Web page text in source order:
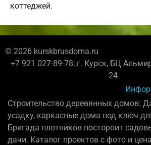
коттеджей.
© 2026 kurskbrusdoma.ru
+7 921 027-89-78; г. Курск, БЦ
24
Строительство деревянных домов:
усадку, каркасные дома под ключ
Бригада плотников постороит
дачи. Каталог проектов с фото и